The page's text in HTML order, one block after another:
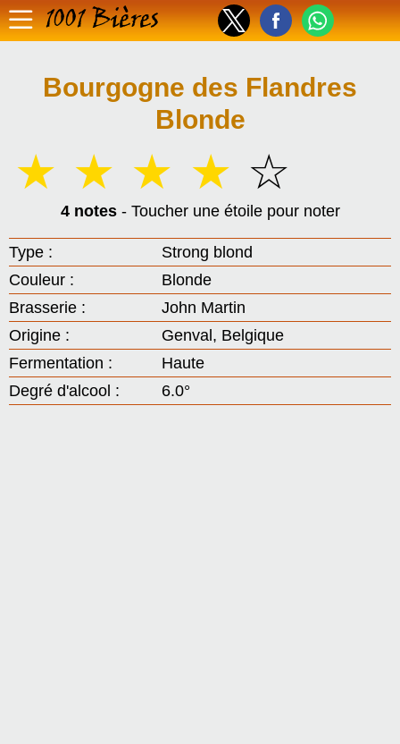
1001 Bières
Bourgogne des Flandres
Blonde
☆
☆
☆
☆
☆
4 notes- Toucher une étoile pour noter
Type :
Strong blond
Couleur :
Blonde
Brasserie :
John Martin
Origine :
Genval, Belgique
Fermentation :
Haute
Degré d'alcool :
6.0°